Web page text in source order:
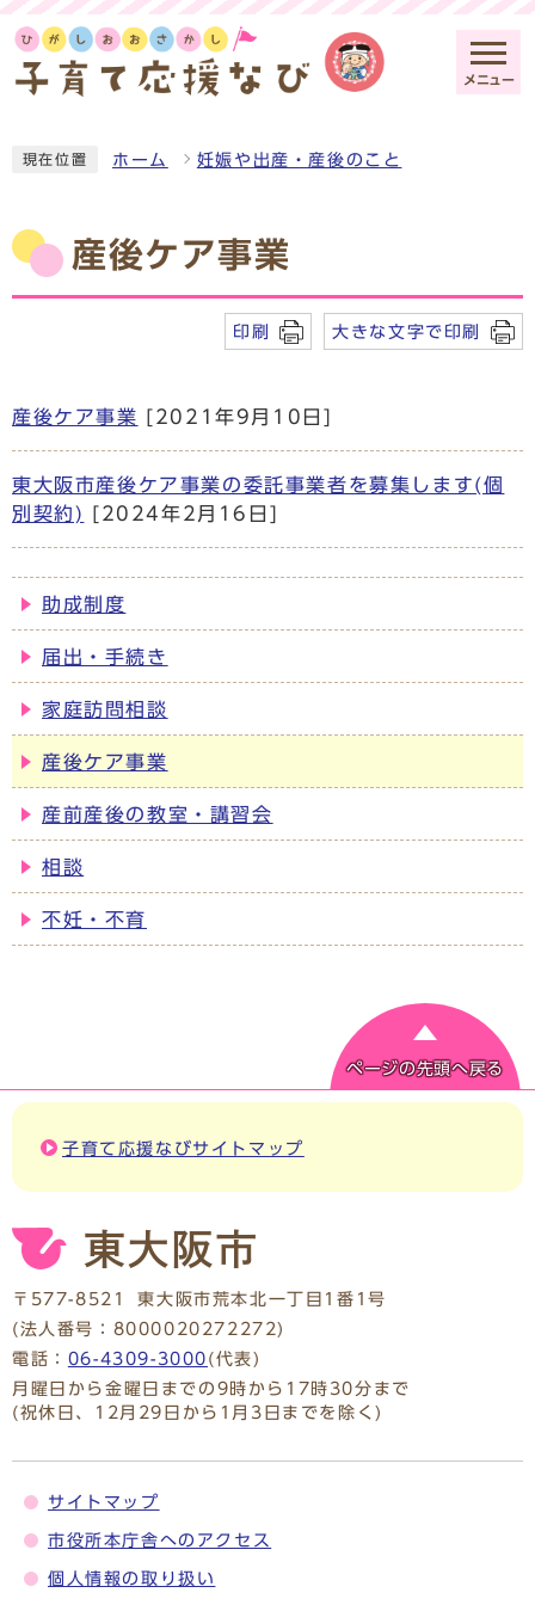
メニュー
現在位置 ホーム 妊娠や出産・産後のこと
産後ケア事業
印刷 大きな文字で印刷
産後ケア事業 [2021年9月10日]
東大阪市産後ケア事業の委託事業者を募集します(個
別契約)
[2024年2月16日]
助成制度
届出・手続き
家庭訪問相談
産後ケア事業
産前産後の教室・講習会
相談
不妊・不育
ページの先頭へ戻る
子育て応援なびサイトマップ
〒577-8521
東大阪市荒本北一丁目1番1号
(法人番号：8000020272272)
電話： 06-4309-3000 (代表)
月曜日から金曜日までの9時から17時30分まで
(祝休日、12月29日から1月3日までを除く)
サイトマップ
市役所本庁舎へのアクセス
個人情報の取り扱い